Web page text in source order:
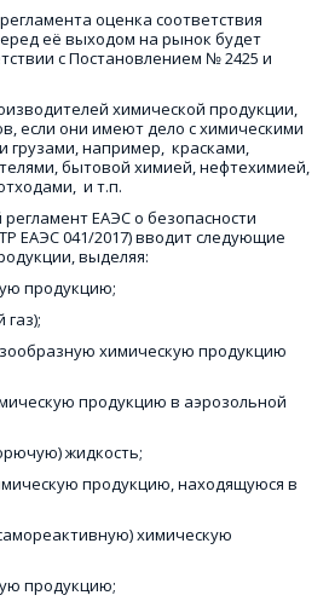
оценка соответствия
её выходом на рынок будет
с Постановлением № 2425 и
химической продукции,
если они имеют дело с химическими
грузами, например,  красками,
бытовой химией, нефтехимией,
и т.п.
ЕАЭС о безопасности
ЕАЭС 041/2017) вводит следующие
выделяя:
продукцию;
химическую продукцию
продукцию в аэрозольной
жидкость;
продукцию, находящуюся в
химическую
продукцию;